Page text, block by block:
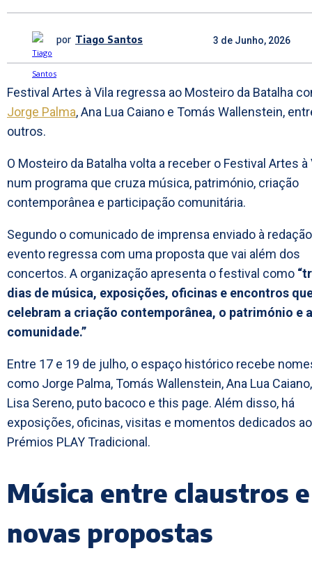
por Tiago Santos 3 de Junho, 2026
Festival Artes à Vila regressa ao Mosteiro da Batalha
Jorge Palma, Ana Lua Caiano e Tomás Wallenstein,
outros.
O Mosteiro da Batalha volta a receber o Festival Artes à
num programa que cruza música, património, criação
contemporânea e participação comunitária.
Segundo o comunicado de imprensa enviado à
evento regressa com uma proposta que vai além dos
concertos. A organização apresenta o festival como
dias de música, exposições, oficinas e encontros
celebram a criação contemporânea, o património e a
comunidade.”
Entre 17 e 19 de julho, o espaço histórico recebe
como Jorge Palma, Tomás Wallenstein, Ana Lua Caiano,
Lisa Sereno, puto bacoco e this page. Além disso, há
exposições, oficinas, visitas e momentos dedicados
Prémios PLAY Tradicional.
Música entre claustros e
novas propostas